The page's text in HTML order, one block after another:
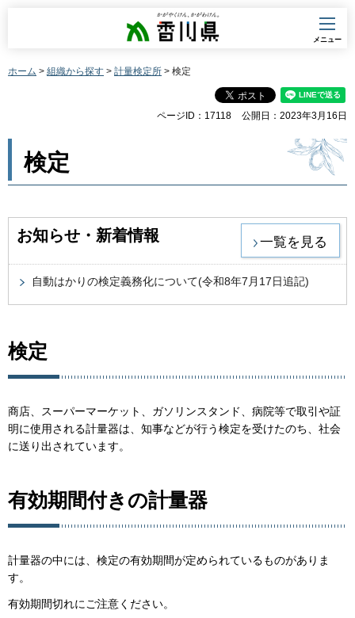
香川県
メニュー
ホーム > 組織から探す > 計量検定所 > 検定
ページID：17118 公開日：2023年3月16日
検定
お知らせ・新着情報 一覧を見る
自動はかりの検定義務化について(令和8年7月17日追記)
検定
商店、スーパーマーケット、ガソリンスタンド、病院等で取引や証
明に使用される計量器は、知事などが行う検定を受けたのち、社会
に送り出されています。
有効期間付きの計量器
計量器の中には、検定の有効期間が定められているものがありま
す。
有効期間切れにご注意ください。